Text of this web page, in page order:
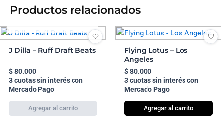
Productos relacionados
J Dilla – Ruff Draft Beats
$80.000
3 cuotas sin interés con
Mercado Pago
Flying Lotus – Los
Angeles
$80.000
3 cuotas sin interés con
Mercado Pago
Agregar al carrito